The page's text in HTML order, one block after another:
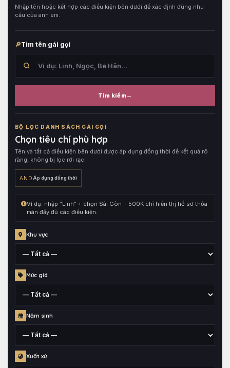
Nhập tên hoặc kết hợp các điều kiện bên dưới để xác định đúng nhu
cầu của anh em.
Tìm tên gái gọi
Tìm kiếm
trong
tên
hồ
sơ,
đó
kết
hợp
cùng
bộ
điều
kiện
đang
chọn.
BỘ LỌC DANH SÁCH GÁI GỌI
Chọn tiêu chí phù hợp
Tên và tất cả điều kiện bên dưới được áp dụng đồng thời để kết quả rõ
ràng, không bị lọc rời rạc.
AND Áp dụng đồng thời
Ví dụ: nhập “Linh” + chọn Sài Gòn + 500K chỉ hiển thị hồ sơ thỏa
mãn đầy đủ các điều kiện.
Khu vực
Tỉnh,
thành
hoặc
quận
huyện
Mức giá
Mức
giá
gắn
cho
Năm sinh
Thông
tin
Xuất xứ